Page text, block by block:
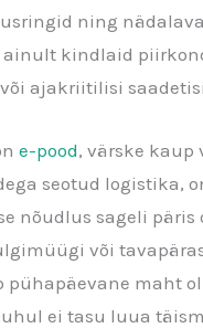
ning
ainult kindlaid
ajakriitilisi
e-pood, värske kaup
seotud logistika,
nõudlus sageli päris
või
pühapäevane maht
ei tasu luua